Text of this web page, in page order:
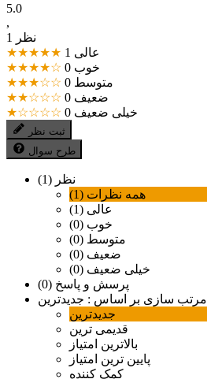
5.0
,
1 نظر
★★★★★
عالی 1
★★★★☆
خوب 0
★★★☆☆
متوسط 0
★★☆☆☆
ضعیف 0
★☆☆☆☆
خیلی ضعیف 0
ثبت نظر
طرح سوال
نظر (1)
همه نظرات (1)
عالی (1)
خوب (0)
متوسط (0)
ضعیف (0)
خیلی ضعیف (0)
پرسش و پاسخ (0)
مرتب سازی بر اساس : جدیدترین
جدیدترین
قدیمی ترین
بالاترین امتیاز
پایین ترین امتیاز
کمک کننده